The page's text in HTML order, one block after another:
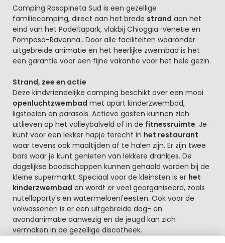
Beschrijving
Camping Rosapineta Sud is een gezellige
familiecamping, direct aan het brede strand aan het
eind van het Podeltapark, vlakbij Chioggia-Venetie en
Pomposa-Ravenna.. Door alle faciliteiten waaronder
uitgebreide animatie en het heerlijke zwembad is het
een garantie voor een fijne vakantie voor het hele gezin.
Strand, zee en actie
Deze kindvriendelijke camping beschikt over een mooi
openluchtzwembad met apart kinderzwembad,
ligstoelen en parasols. Actieve gasten kunnen zich
uitlieven op het volleybalveld of in de fitnessruimte. Je
kunt voor een lekker hapje terecht in het restaurant
waar tevens ook maaltijden af te halen zijn. Er zijn twee
bars waar je kunt genieten van lekkere drankjes. De
dagelijkse boodschappen kunnen gehaald worden bij de
kleine supermarkt. Speciaal voor de kleinsten is er het
kinderzwembad en wordt er veel georganiseerd, zoals
nutellaparty's en watermeloenfeesten. Ook voor de
volwassenen is er een uitgebreide dag- en
avondanimatie aanwezig en de jeugd kan zich
vermaken in de gezellige discotheek.